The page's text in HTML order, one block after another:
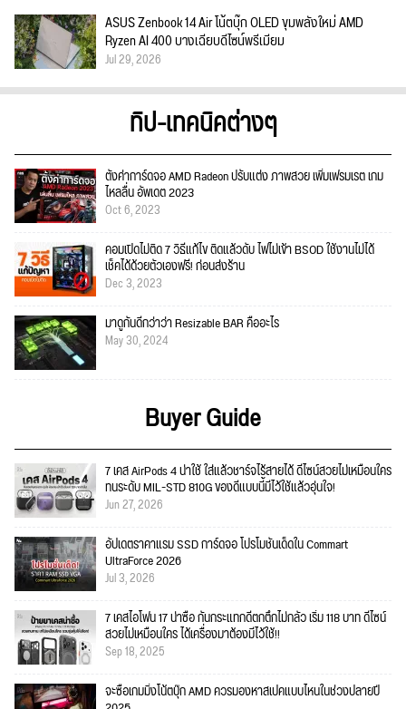
ASUS Zenbook 14 Air โน้ตบุ๊ก OLED ขุมพลังใหม่ AMD
Ryzen AI 400 บางเฉียบดีไซน์พรีเมียม
Jul 29, 2026
ทิป-เทคนิคต่างๆ
ตั้งค่าการ์ดจอ AMD Radeon ปรับแต่ง ภาพสวย เพิ่มเฟรมเรต เกม
ไหลลื่น อัพเดต 2023
Oct 6, 2023
คอมเปิดไม่ติด 7 วิธีแก้ไข ติดแล้วดับ ไฟไม่เข้า BSOD ใช้งานไม่ได้
เช็คได้ด้วยตัวเองฟรี! ก่อนส่งร้าน
Dec 3, 2023
มาดูกันดีกว่าว่า Resizable BAR คืออะไร
May 30, 2024
Buyer Guide
7 เคส AirPods 4 น่าใช้ ใส่แล้วชาร์จไร้สายได้ ดีไซน์สวยไม่เหมือนใคร
ทนระดับ MIL-STD 810G ของดีแบบนี้มีไว้ใช้แล้วอุ่นใจ!
Jun 27, 2026
อัปเดตราคาแรม SSD การ์ดจอ โปรโมชั่นเด็ดใน Commart
UltraForce 2026
Jul 3, 2026
7 เคสไอโฟน 17 น่าซื้อ กันกระแทกดีตกตึกไม่กลัว เริ่ม 118 บาท ดีไซน์
สวยไม่เหมือนใคร ได้เครื่องมาต้องมีไว้ใช้!!
Sep 18, 2025
จะซื้อเกมมิ่งโน้ตบุ๊ก AMD ควรมองหาสเปคแบบไหนในช่วงปลายปี